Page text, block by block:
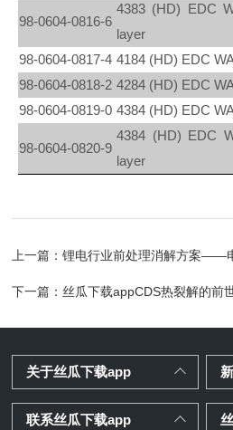
98-0604-0816-6
4383 (HD) EDC
layer
98-0604-0817-4 4184 (HD) EDC
98-0604-0818-2 4284 (HD) EDC
98-0604-0819-0 4384 (HD) EDC
98-0604-0820-9
4384 (HD) EDC
layer
上一篇：锂电行业前处理消解方案——
下一篇：丝瓜下载appCDS热裂解的前
关于丝瓜下载app
联系丝瓜下载app